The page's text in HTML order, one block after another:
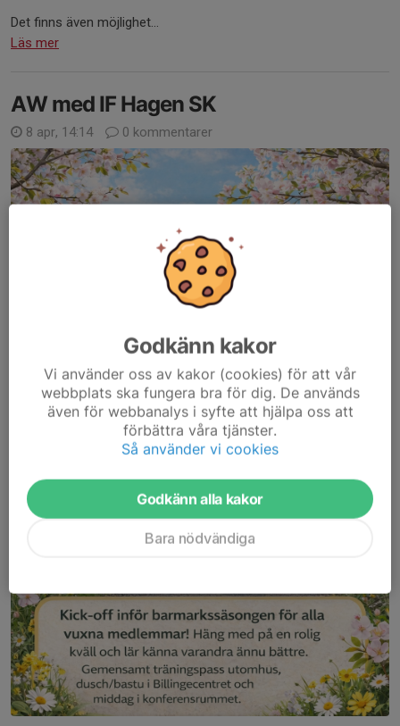
Det finns även möjlighet...
Läs mer
AW med IF Hagen SK
8 apr, 14:14 0 kommentarer
Godkänn kakor
Vi använder oss av kakor (cookies) för att vår
webbplats ska fungera bra för dig. De används
även för webbanalys i syfte att hjälpa oss att
förbättra våra tjänster.
Så använder vi cookies
Godkänn alla kakor
Bara nödvändiga